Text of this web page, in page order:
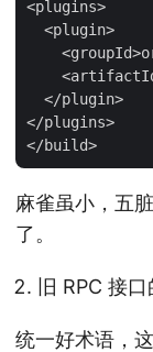
<plugins>
  <plugin>
  </plugin>
</plugins>
麻雀虽小，五
了。
旧 RPC 接
统一好术语，